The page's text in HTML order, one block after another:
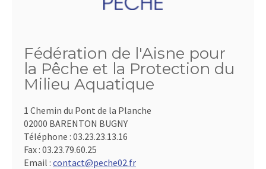
Fédération de l'Aisne pour
la Pêche et la Protection du
Milieu Aquatique
1 Chemin du Pont de la Planche
02000 BARENTON BUGNY
Téléphone : 03.23.23.13.16
Fax : 03.23.79.60.25
Email : contact@peche02.fr